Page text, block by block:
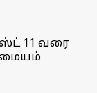
11 வரை